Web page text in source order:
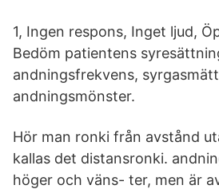
1, Ingen respons, Inget ljud,
Bedöm patientens
andningsfrekvens,
andningsmönster.
Hör man ronki från avstånd
kallas det distansronki.
höger och väns- ter, men är